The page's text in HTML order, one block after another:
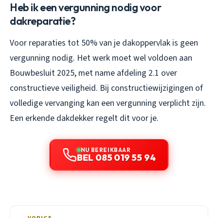
Heb ik een vergunning nodig voor
dakreparatie?
Voor reparaties tot 50% van je dakoppervlak is geen
vergunning nodig. Het werk moet wel voldoen aan
Bouwbesluit 2025, met name afdeling 2.1 over
constructieve veiligheid. Bij constructiewijzigingen of
volledige vervanging kan een vergunning verplicht zijn.
Een erkende dakdekker regelt dit voor je.
NU BEREIKBAAR
BEL 085 019 55 94